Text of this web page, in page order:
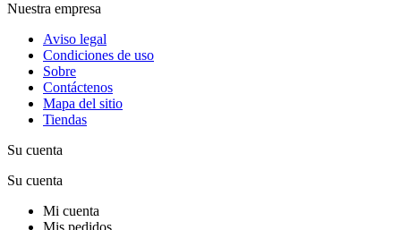
Nuestra empresa
Aviso legal
Condiciones de uso
Sobre
Contáctenos
Mapa del sitio
Tiendas
Su cuenta
Su cuenta
Mi cuenta